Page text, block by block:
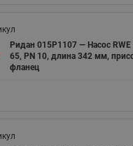
Ридан 015P1107 — Насос RWE
65, PN 10, длина 342 мм,
фланец